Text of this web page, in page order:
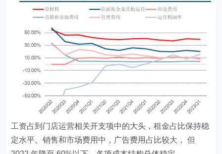
工资占到门店运营相关开支项中的大头，租金占比保持稳
定水平。销售和市场费用中，广告费用占比较大， 但